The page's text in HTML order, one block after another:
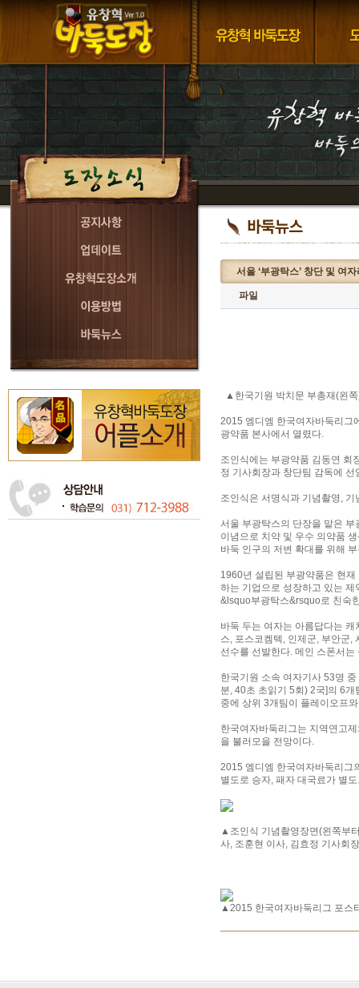
서울 ‘부광탁스’ 창단 및 여
파일
▲한국기원 박치문 부총재(왼
2015 엠디엠 한국여자바둑리그
광약품 본사에서 열렸다.
조인식에는 부광약품 김동연 회
정 기사회장과 창단팀 감독에
조인식은 서명식과 기념촬영,
서울 부광탁스의 단장을 맡은
이념으로 치약 및 우수 의약품
바둑 인구의 저변 확대를 위해
1960년 설립된 부광약품은 현
하는 기업으로 성장하고 있는
&lsquo부광탁스&rsquo로 친숙
바둑 두는 여자는 아름답다는
스, 포스코켐텍, 인제군, 부안군,
선수를 선발한다. 메인 스폰서
한국기원 소속 여자기사 53명
분, 40초 초읽기 5회) 2국]의 6
중에 상위 3개팀이 플레이오프
한국여자바둑리그는 지역연고
을 불러모을 전망이다.
2015 엠디엠 한국여자바둑리그
별도로 승자, 패자 대국료가 별
▲조인식 기념촬영장면(왼쪽부
사, 조훈현 이사, 김효정 기사회
▲2015 한국여자바둑리그 포스